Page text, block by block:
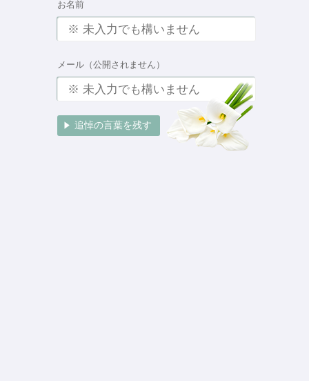
お名前
メール（公開されません）